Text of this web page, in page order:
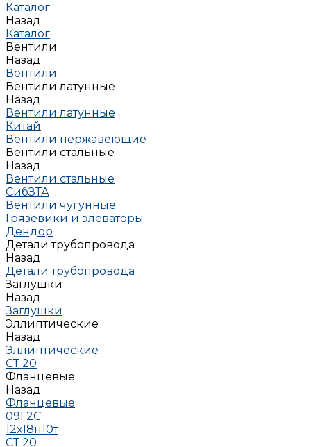
Каталог
Назад
Каталог
Вентили
Назад
Вентили
Вентили латунные
Назад
Вентили латунные
Китай
Вентили нержавеющие
Вентили стальные
Назад
Вентили стальные
СибЗТА
Вентили чугунные
Грязевики и элеваторы
Дендор
Детали трубопровода
Назад
Детали трубопровода
Заглушки
Назад
Заглушки
Эллиптические
Назад
Эллиптические
СТ 20
Фланцевые
Назад
Фланцевые
09Г2С
12х18н10т
СТ 20